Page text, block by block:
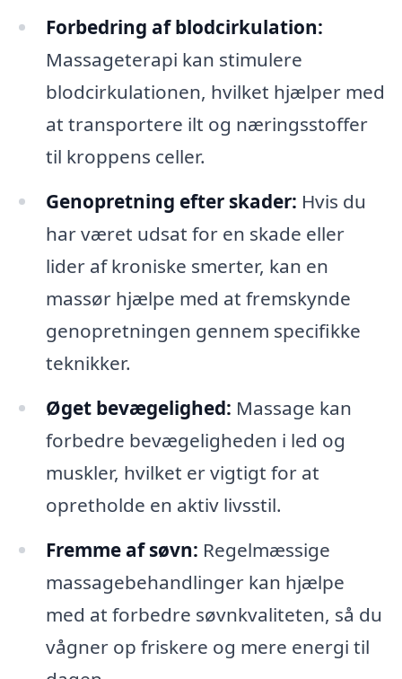
Forbedring af blodcirkulation:
Massageterapi kan stimulere
blodcirkulationen, hvilket hjælper med
at transportere ilt og næringsstoffer
til kroppens celler.
Genopretning efter skader: Hvis du
har været udsat for en skade eller
lider af kroniske smerter, kan en
massør hjælpe med at fremskynde
genopretningen gennem specifikke
teknikker.
Øget bevægelighed: Massage kan
forbedre bevægeligheden i led og
muskler, hvilket er vigtigt for at
opretholde en aktiv livsstil.
Fremme af søvn: Regelmæssige
massagebehandlinger kan hjælpe
med at forbedre søvnkvaliteten, så du
vågner op friskere og mere energi til